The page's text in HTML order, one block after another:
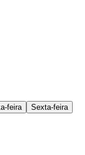
feira
Sexta-feira